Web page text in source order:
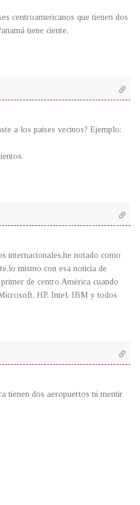
centroamericanos que tienen dos
tiene ciente.
a los paises vecinos? Ejemplo:
internacionales,he notado como
mismo con esa noticia de
de centro América cuando
HP, Intel, IBM y todos
tienen dos aeropuertos ni mentir